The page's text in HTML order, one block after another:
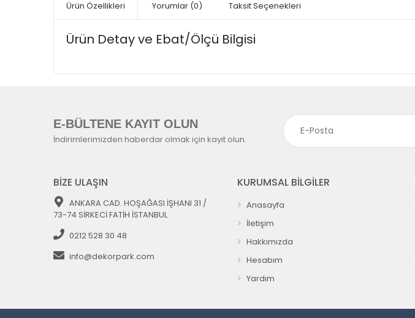
Ürün Özellikleri Yorumlar (0) Taksit Seçenekleri
Ürün Detay ve Ebat/Ölçü Bilgisi
E-BÜLTENE KAYIT OLUN
İndirimlerimizden haberdar olmak için kayıt olun.
BİZE ULAŞIN
ANKARA CAD. HOŞAĞASI İŞHANI 31 /
73-74 SİRKECİ FATİH İSTANBUL
0212 528 30 48
info@dekorpark.com
KURUMSAL BİLGİLER
Anasayfa
İletişim
Hakkımızda
Hesabım
Yardım